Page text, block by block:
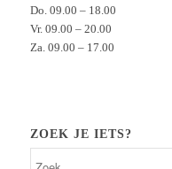
Do. 09.00 – 18.00
Vr. 09.00 – 20.00
Za. 09.00 – 17.00
ZOEK JE IETS?